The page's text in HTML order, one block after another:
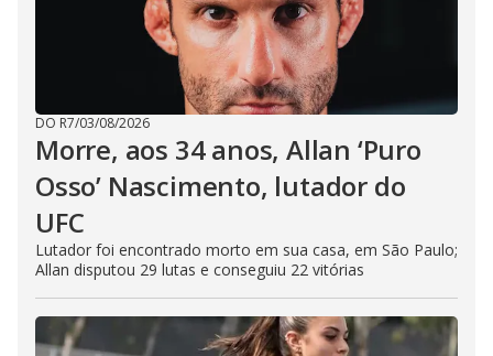
DO R7/03/08/2026
Morre, aos 34 anos, Allan ‘Puro
Osso’ Nascimento, lutador do
UFC
Lutador foi encontrado morto em sua casa, em São Paulo;
Allan disputou 29 lutas e conseguiu 22 vitórias